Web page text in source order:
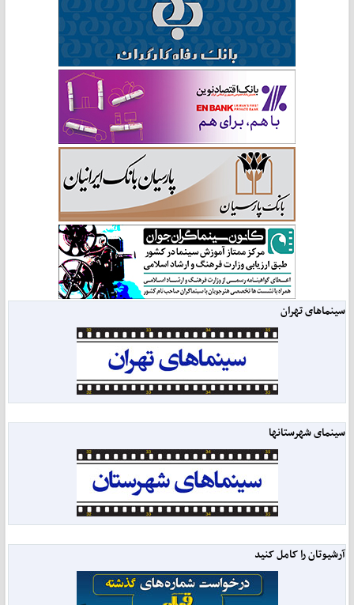
سینماهای تهران
سینمای شهرستانها
آرشیوتان را کامل کنید